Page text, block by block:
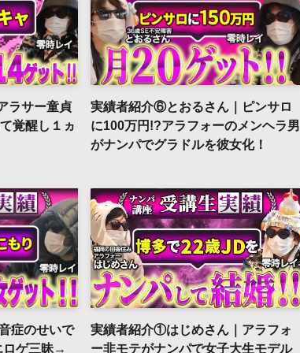
ラサー童貞
覚醒し１ヵ
実績者紹介⑥とおるさん｜ピンサロ
に100万円!?アラフォーのメンヘラ男
がナンパでグラドルを彼女化！
症のせいで
ロゲ三昧→
実績者紹介①はじめさん｜アラフォ
ー非モテがナンパで女子大生モデル